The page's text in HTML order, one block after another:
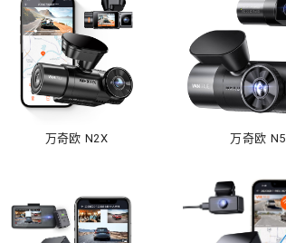
万奇欧 N2X 万奇欧 N5